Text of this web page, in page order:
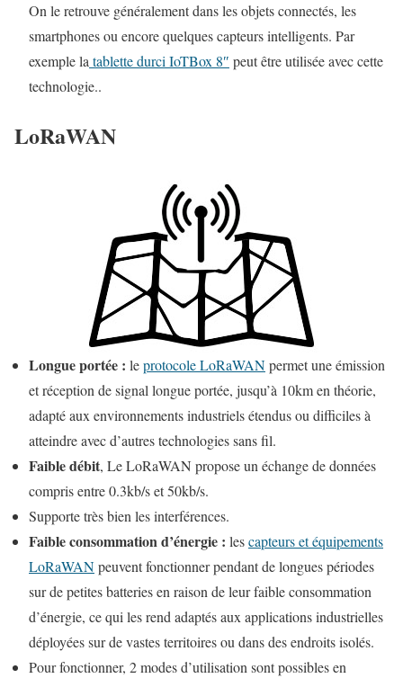
On le retrouve généralement dans les objets connectés, les
smartphones ou encore quelques capteurs intelligents. Par
exemple latablette durci IoTBox 8″ peut être utilisée avec cette
technologie..
LoRaWAN
Longue portée : leprotocole LoRaWANpermet une émission
et réception de signal longue portée, jusqu’à 10km en théorie,
adapté aux environnements industriels étendus ou difficiles à
atteindre avec d’autres technologies sans fil.
Faible débit, Le LoRaWAN propose un échange de données
compris entre 0.3kb/s et 50kb/s.
Supporte très bien les interférences.
Faible consommation d’énergie : lescapteurs et équipements
LoRaWANpeuvent fonctionner pendant de longues périodes
sur de petites batteries en raison de leur faible consommation
d’énergie, ce qui les rend adaptés aux applications industrielles
déployées sur de vastes territoires ou dans des endroits isolés.
Pour fonctionner, 2 modes d’utilisation sont possibles en